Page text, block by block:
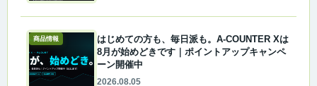
商品情報
はじめての方も、毎日派も。A-COUNTER Xは
8月が始めどきです｜ポイントアップキャンペ
ーン開催中
2026.08.05